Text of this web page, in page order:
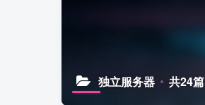
独立服务器 共24篇